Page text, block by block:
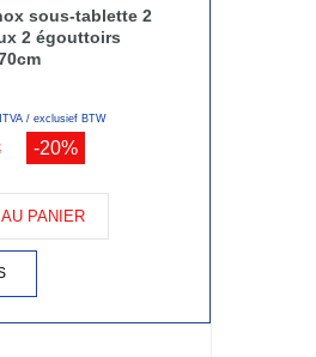
sous-tablette 2
2 égouttoirs
/ exclusief BTW
-20%
PANIER